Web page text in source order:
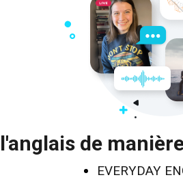
l'anglais de
EVERYDAY